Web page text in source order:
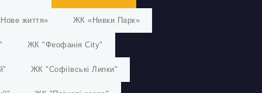
життя» ЖК «Нивки Парк»
ЖК "Феофанія City"
ЖК "Софіївські Липки"